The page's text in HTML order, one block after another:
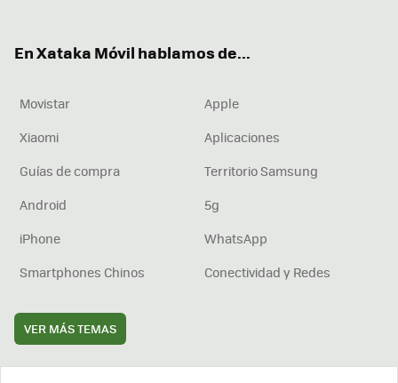
En Xataka Móvil hablamos de...
Movistar
Apple
Xiaomi
Aplicaciones
Guías de compra
Territorio Samsung
Android
5g
iPhone
WhatsApp
Smartphones Chinos
Conectividad y Redes
VER MÁS TEMAS